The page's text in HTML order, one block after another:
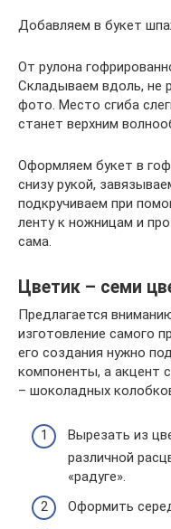
Добавляем в букет
От рулона
Складываем вдоль, не
фото. Место сгиба
станет верхним
Оформляем букет в
снизу рукой,
подкручиваем при
ленту к ножницам и
сама.
Цветик – семи
Предлагается
изготовление самого
его создания нужно
компоненты, а акцент
– шоколадных
Вырезать из
различной
«радуге».
Оформить